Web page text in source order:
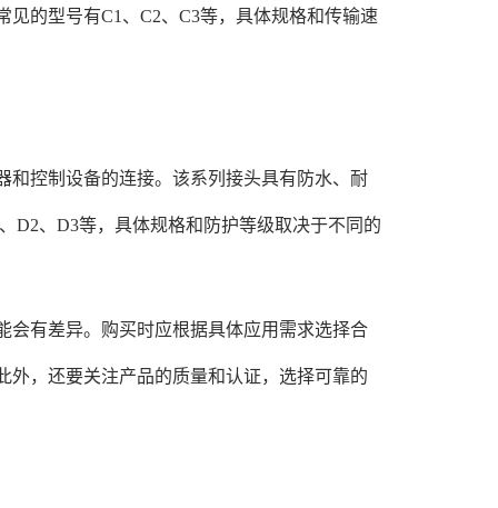
的型号有C1、C2、C3等，具体规格和传输速
控制设备的连接。该系列接头具有防水、耐
D2、D3等，具体规格和防护等级取决于不同的
有差异。购买时应根据具体应用需求选择合
，还要关注产品的质量和认证，选择可靠的